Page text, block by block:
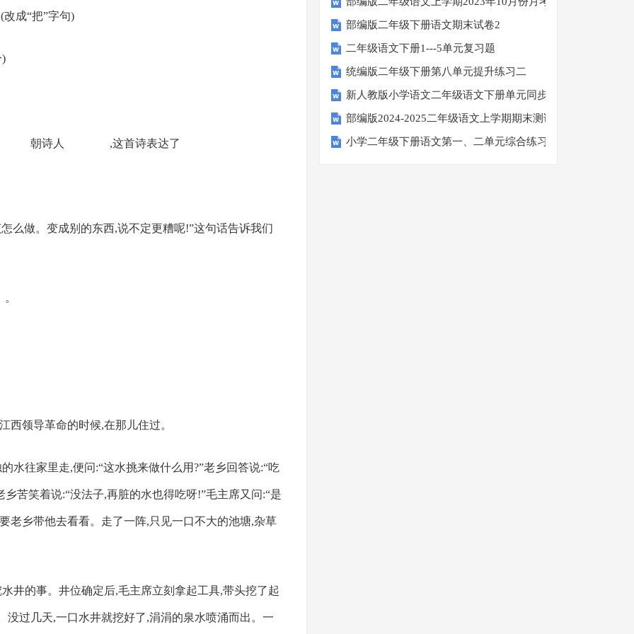
成“把”字句)
者是 朝诗人 ,这首诗表达了
么做。变成别的东西,说不定更糟呢!”这句话告诉我们
西领导革命的时候,在那儿住过。
水往家里走,便问:“这水挑来做什么用?”老乡回答说:“吃
苦笑着说:“没法子,再脏的水也得吃呀!”毛主席又问:“是
老乡带他去看看。走了一阵,只见一口不大的池塘,杂草
井的事。井位确定后,毛主席立刻拿起工具,带头挖了起
没过几天,一口水井就挖好了,涓涓的泉水喷涌而出。一
部编版二年级下册语文期末试卷2
二年级语文下册1---5单元复习题
统编版二年级下册第八单元提升练习二
新人教版小学语文二年级语文下册单元同步测试题(8K全册精
部编版2024-2025二年级语文上学期期末测试卷
小学二年级下册语文第一、二单元综合练习题